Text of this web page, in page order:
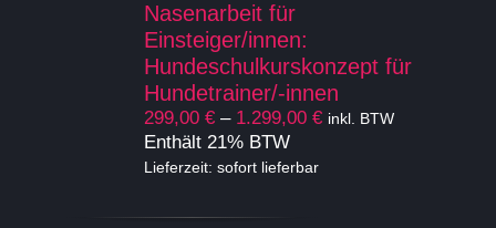
Optionen
können
auf
der
Produktseite
gewählt
werden
Nasenarbeit für
Einsteiger/innen:
Hundeschulkurskonzept für
Hundetrainer/-innen
299,00 € – 1.299,00 €Preisspanne:
inkl. BTW
Enthält 21% BTW
Lieferzeit: sofort lieferbar